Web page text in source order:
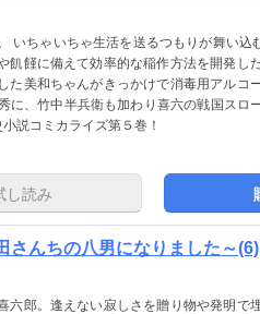
いちゃいちゃ生活を送るつもりが舞い込
飢饉に備えて効率的な稲作方法を開発し
た美和ちゃんがきっかけで消毒用アルコ
に、竹中半兵衛も加わり喜六の戦国スロ
説コミカライズ第５巻！
し読み
さんちの八男になりました～(6)
六郎。逢えない寂しさを贈り物や発明で